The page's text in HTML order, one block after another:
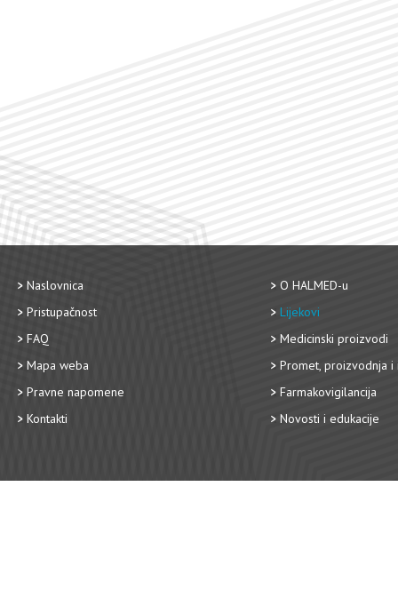
Naslovnica
Pristupačnost
FAQ
Mapa weba
Pravne napomene
Kontakti
O HALMED-u
Lijekovi
Medicinski proizvodi
Promet, proizvodnja i
Farmakovigilancija
Novosti i edukacije